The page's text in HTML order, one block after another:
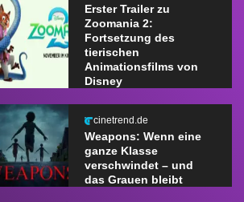
Erster Trailer zu
Zoomania 2:
Fortsetzung des
tierischen
Animationsfilms von
Disney
cinetrend.de
Weapons: Wenn eine
ganze Klasse
verschwindet – und
das Grauen bleibt